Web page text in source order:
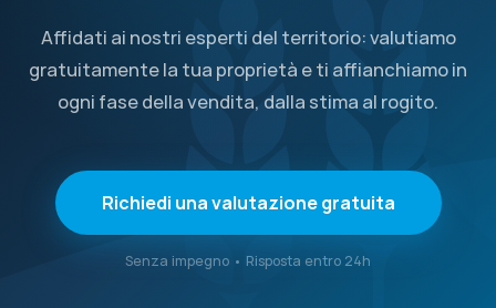
Affidati ai nostri esperti del territorio: valutiamo
gratuitamente la tua proprietà e ti affianchiamo in
ogni fase della vendita, dalla stima al rogito.
Richiedi una valutazione gratuita
Senza impegno • Risposta entro 24h